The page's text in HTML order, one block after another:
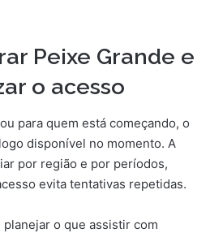
Peixe Grande e
o acesso
para quem está começando, o
disponível no momento. A
por região e por períodos,
evita tentativas repetidas.
o que assistir com